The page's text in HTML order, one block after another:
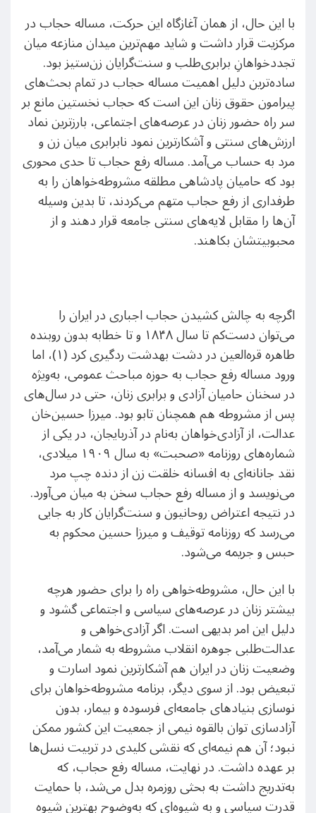
با این حال، از همان آغازگاه این حرکت، مساله حجاب در
مرکزیت قرار داشت و شاید مهم‌ترین میدان منازعه میان
تجدد‌خواهانِ برابری‌طلب و سنت‌گرایان زن‌ستیز بود.
ساده‌ترین دلیل اهمیت مساله حجاب در تمام بحث‌های
پیرامون حقوق زنان این است که حجاب نخستین مانع بر
سر راه حضور زنان در عرصه‌های اجتماعی، بارزترین نماد
ارزش‌های سنتی و آشکارترین نمود نابرابری میان زن و
مرد به حساب می‌آمد. مساله رفع حجاب تا حدی محوری
بود که حامیان پادشاهی مطلقه مشروطه‌خواهان را به
طرفداری از رفع حجاب متهم می‌کردند، تا بدین وسیله
آن‌ها را مقابل لایه‌های سنتی جامعه قرار دهند و از
محبوبیتشان بکاهند.
اگرچه به چالش کشیدن حجاب اجباری در ایران را
می‌توان دست‌کم تا سال ۱۸۴۸ و تا خطابه بدون روبنده
طاهره قره‌العین در دشت بهدشت رد‌گیری کرد (۱)، اما
ورود مساله رفع حجاب به حوزه مباحث عمومی، به‌ویژه
در سخنان حامیان آزادی و برابری زنان، حتی در سال‌های
پس از مشروطه هم همچنان تابو بود. میرزا حسین‌خان
عدالت، از آزادی‌خواهان به‌نام در آذربایجان، در یکی از
شماره‌های روزنامه «صحبت» به سال ۱۹۰۹ میلادی،
نقد جانانه‌ای به افسانه خلقت زن از دنده چپ مرد
می‌نویسد و از مساله رفع حجاب سخن به میان می‌آورد.
در نتیجه اعتراض روحانیون و سنت‌گرایان کار به جایی
می‌رسد که روزنامه توقیف و میرزا حسین محکوم به
حبس و جریمه می‌شود.
با این حال، مشروطه‌خواهی راه را برای حضور هرچه
بیشتر زنان در عرصه‌های سیاسی و اجتماعی گشود و
دلیل این امر بدیهی است. اگر آزادی‌خواهی و
عدالت‌طلبی جوهره انقلاب مشروطه به شمار می‌آمد،
وضعیت زنان در ایران هم آشکارترین نمود اسارت و
تبعیض بود. از سوی دیگر، برنامه مشروطه‌خواهان برای
نوسازی بنیادهای جامعه‌ای فرسوده و بیمار، بدون
آزادسازی توان بالقوه نیمی از جمعیت این کشور ممکن
نبود؛ آن هم نیمه‌ای که نقشی کلیدی در تربیت نسل‌ها
بر عهده داشت. در نهایت، مساله رفع حجاب، که
به‌تدریج داشت به بحثی روزمره بدل می‌شد، با حمایت
قدرت سیاسی و به شیوه‌ای که به‌وضوح بهترین شیوه